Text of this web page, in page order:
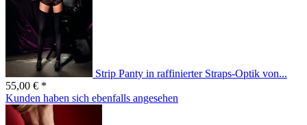
Strip Panty in raffinierter Straps-Optik von...
55,00 € *
Kunden haben sich ebenfalls angesehen